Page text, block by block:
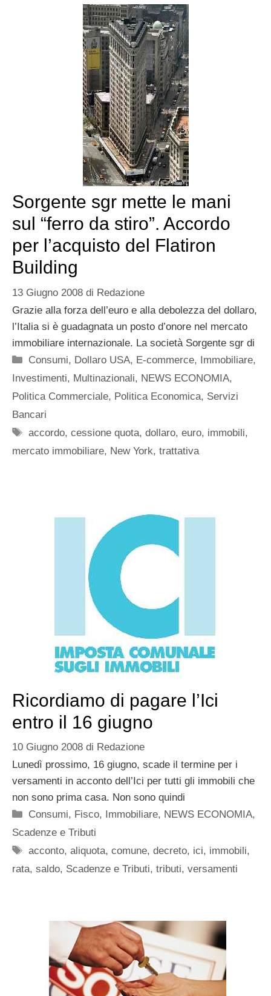
Sorgente sgr mette le mani
sul “ferro da stiro”. Accordo
per l’acquisto del Flatiron
Building
13 Giugno 2008 di Redazione
Grazie alla forza dell’euro e alla debolezza del dollaro,
l’Italia si è guadagnata un posto d’onore nel mercato
immobiliare internazionale. La società Sorgente sgr di
Categorie
Consumi, Dollaro USA, E-commerce, Immobiliare,
Investimenti, Multinazionali, NEWS ECONOMIA,
Politica Commerciale, Politica Economica, Servizi
Bancari
Tag
accordo,cessione quota,dollaro,euro, immobili,
mercato immobiliare, New York, trattativa
Ricordiamo di pagare l’Ici
entro il 16 giugno
10 Giugno 2008 di Redazione
Lunedì prossimo, 16 giugno, scade il termine per i
versamenti in acconto dell’Ici per tutti gli immobili che
non sono prima casa. Non sono quindi
Categorie
Consumi, Fisco, Immobiliare, NEWS ECONOMIA,
Scadenze e Tributi
Tag
acconto,aliquota,comune,decreto, ici, immobili,
rata, saldo, Scadenze e Tributi, tributi, versamenti